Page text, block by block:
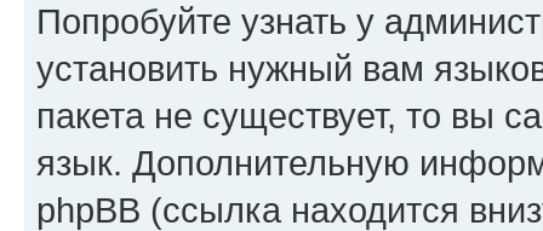
Попробуйте узнать у
установить нужный вам
пакета не существует, то вы
язык. Дополнительную
phpBB (ссылка находится